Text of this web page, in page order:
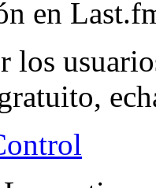
en
los